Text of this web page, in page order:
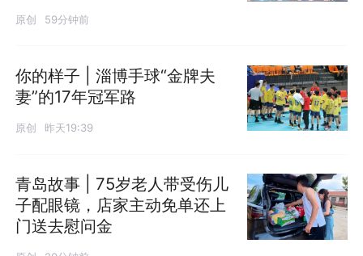
原创 59分钟前
你的样子 | 淄博手球“金牌夫
妻”的17年冠军路
原创 昨天19:39
青岛故事 | 75岁老人带受伤儿
子配眼镜，店家主动免单还上
门送去慰问金